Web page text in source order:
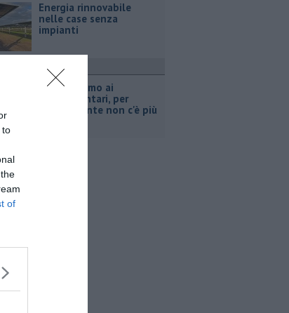
to
of
Energia rinnovabile
nelle case senza
impianti
Pacini, "siamo ai
supplementari, per
Retiambiente non c'è più